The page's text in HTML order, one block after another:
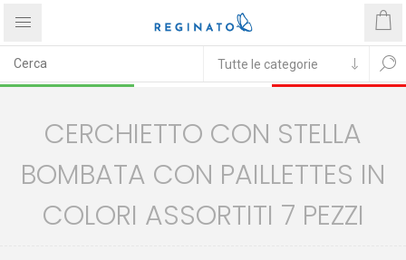
CERCHIETTO CON STELLA
BOMBATA CON PAILLETTES IN
COLORI ASSORTITI 7 PEZZI